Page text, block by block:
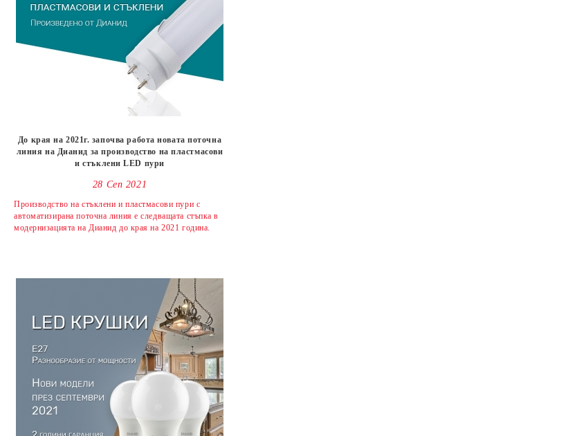
До края на 2021г. започва работа новата поточна
линия на Дианид за производство на пластмасови
и стъклени LED пури
28 Сеп 2021
Производство на стъклени и пластмасови пури с
автоматизирана поточна линия е следващата стъпка в
модернизацията на Дианид до края на 2021 година.